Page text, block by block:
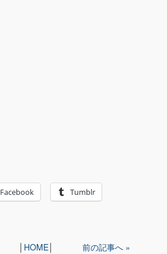
Facebook Tumblr
HOME 前の記事へ »